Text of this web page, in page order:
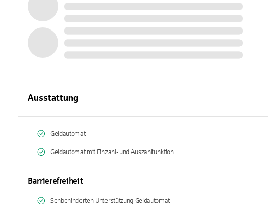
Ausstattung
Geldautomat
Geldautomat mit Einzahl- und Auszahlfunktion
Barrierefreiheit
Sehbehinderten-Unterstützung Geldautomat